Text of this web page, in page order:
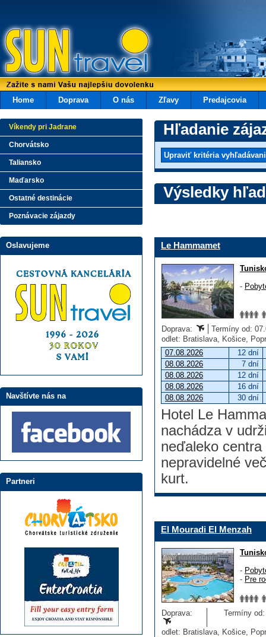
Home Doprava O nás Zľavy Predajcovia
Hľadanie
Výsledky
Le Hammamet
-
Doprava:
Termíny od:
odlet: Bratislava, Košice,
07.08.2026
12 dní
08.08.2026
7 dní
08.08.2026
12 dní
08.08.2026
16 dní
08.08.2026
30 dní
Hotel Le
nachádza v
neďaleko
nepravidelné
kurt.
El Mouradi El Menzah
-
- Pre
Doprava: Termíny
odlet: Bratislava, Košice,
Víkendy pri Jadrane
Chorvátsko
Taliansko
Maďarsko
Ostatné destinácie
Poznávacie zájazdy
Oslavujeme
Navštívte nás na
Partneri